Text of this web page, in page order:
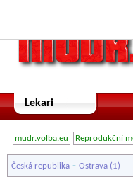
Lekari
mudr.volba.eu Reprodukční
Česká republika - Ostrava (1)